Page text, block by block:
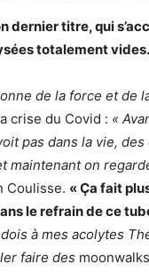
dernier titre, qui
totalement vides.
de la force et de
crise du Covid : «
pas dans la vie,
maintenant on
Coulisse. « Ça fait
le refrain de ce
à mes acolytes
faire des moonwalks